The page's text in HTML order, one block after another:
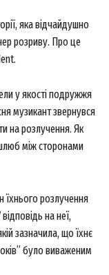
яка відчайдушно
розриву. Про це
у якості подружжя
музикант звернувся
на розлучення. Як
між сторонами
їхнього розлучення
на неї,
зазначила, що їхнє
було виваженим